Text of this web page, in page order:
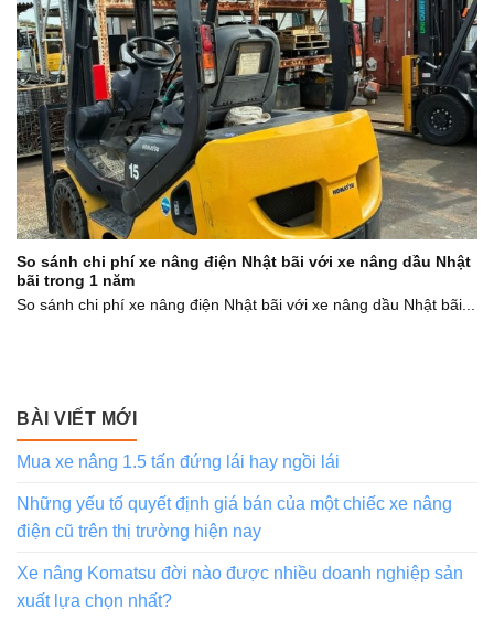
So sánh chi phí xe nâng điện Nhật bãi với xe nâng dầu Nhật
bãi trong 1 năm
So sánh chi phí xe nâng điện Nhật bãi với xe nâng dầu Nhật bãi...
BÀI VIẾT MỚI
Mua xe nâng 1.5 tấn đứng lái hay ngồi lái
Những yếu tố quyết định giá bán của một chiếc xe nâng
điện cũ trên thị trường hiện nay
Xe nâng Komatsu đời nào được nhiều doanh nghiệp sản
xuất lựa chọn nhất?